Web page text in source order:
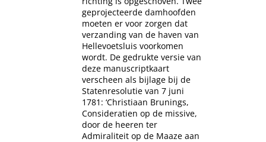
geprojecteerde damhoofden
moeten er voor zorgen dat
verzanding van de haven van
Hellevoetsluis voorkomen
wordt. De gedrukte versie van
deze manuscriptkaart
verscheen als bijlage bij de
Statenresolutie van 7 juni
1781: ‘Christiaan Brunings,
Consideratien op de missive,
door de heeren ter
Admiraliteit op de Maaze aan